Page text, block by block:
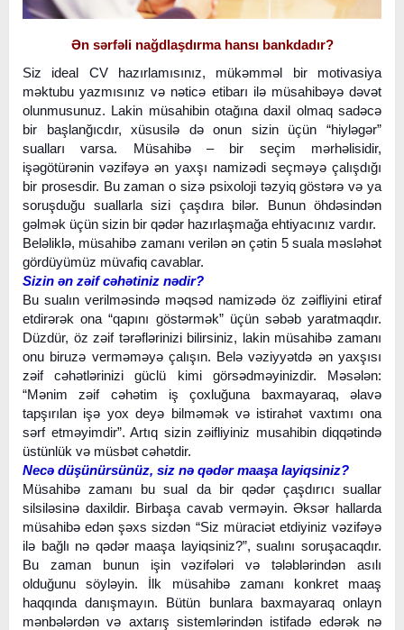
Ən sərfəli nağdlaşdırma hansı bankdadır?
Siz ideal CV hazırlamısınız, mükəmməl bir motivasiya
məktubu yazmısınız və nəticə etibarı ilə müsahibəyə dəvət
olunmusunuz. Lakin müsahibin otağına daxil olmaq sadəcə
bir başlanğıcdır, xüsusilə də onun sizin üçün “hiyləgər”
sualları varsa. Müsahibə – bir seçim mərhəlisidir,
işəgötürənin vəzifəyə ən yaxşı namizədi seçməyə çalışdığı
bir prosesdir. Bu zaman o sizə psixoloji təzyiq göstərə və ya
soruşduğu suallarla sizi çaşdıra bilər. Bunun öhdəsindən
gəlmək üçün sizin bir qədər hazırlaşmağa ehtiyacınız vardır.
Beləliklə, müsahibə zamanı verilən ən çətin 5 suala məsləhət
gördüyümüz müvafiq cavablar.
Sizin ən zəif cəhətiniz nədir?
Bu sualın verilməsində məqsəd namizədə öz zəifliyini etiraf
etdirərək ona “qapını göstərmək” üçün səbəb yaratmaqdır.
Düzdür, öz zəif tərəflərinizi bilirsiniz, lakin müsahibə zamanı
onu biruzə verməməyə çalışın. Belə vəziyyətdə ən yaxşısı
zəif cəhətlərinizi güclü kimi görsədməyinizdir. Məsələn:
“Mənim zəif cəhətim iş çoxluğuna baxmayaraq, əlavə
tapşırılan işə yox deyə bilməmək və istirahət vaxtımı ona
sərf etməyimdir”. Artıq sizin zəifliyiniz musahibin diqqətində
üstünlük və müsbət cəhətdir.
Necə düşünürsünüz, siz nə qədər maaşa layiqsiniz?
Müsahibə zamanı bu sual da bir qədər çaşdırıcı suallar
silsiləsinə daxildir. Birbaşa cavab verməyin. Əksər hallarda
müsahibə edən şəxs sizdən “Siz müraciət etdiyiniz vəzifəyə
ilə bağlı nə qədər maaşa layiqsiniz?”, sualını soruşacaqdır.
Bu zaman bunun işin vəzifələri və tələblərindən asılı
olduğunu söyləyin. İlk müsahibə zamanı konkret maaş
haqqında danışmayın. Bütün bunlara baxmayaraq onlayn
mənbələrdən və axtarış sistemlərindən istifadə edərək nə